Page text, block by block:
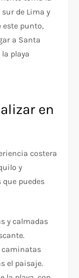
de Lima y
este punto,
a Santa
playa
en
costera
y
puedes
y calmadas
caminatas
el paisaje.